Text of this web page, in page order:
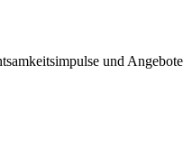
und Angebote